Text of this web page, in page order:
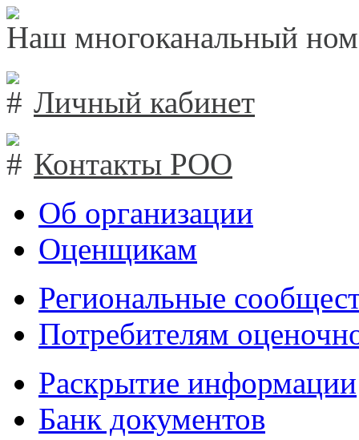
Наш многоканальный
Личный кабинет
Контакты РОО
Об организации
Оценщикам
Региональные
Потребителям
Раскрытие информации
Банк документов